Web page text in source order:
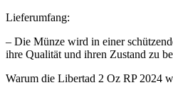
Lieferumfang:
– Die Münze wird in einer
ihre Qualität und ihren Zustand zu
Warum die Libertad 2 Oz RP 2024